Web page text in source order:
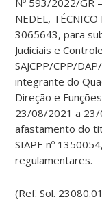
Nº 593/2022/GR
NEDEL,
3065643, para
Judiciais e
SAJCPP/CPP/
integrante do
Direção e
23/08/2021 a
afastamento do
SIAPE nº
regulamentares.
(Ref. Sol.